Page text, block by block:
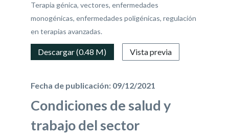
Terapia génica, vectores, enfermedades
monogénicas, enfermedades poligénicas, regulación
en terapias avanzadas.
Descargar (0.48 M) Vista previa
Fecha de publicación: 09/12/2021
Condiciones de salud y
trabajo del sector